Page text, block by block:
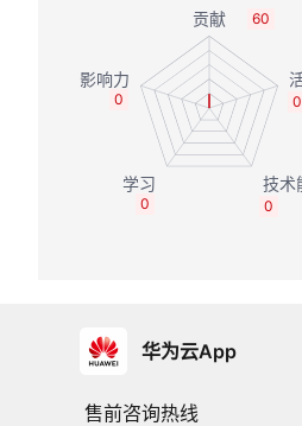
60
0
0
0
0
华为云App
售前咨询热线